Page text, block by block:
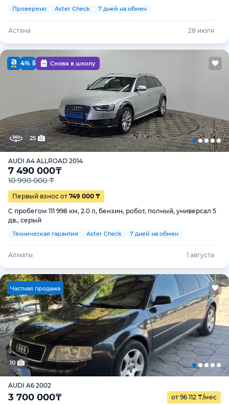
Проверено Aster Check 7 дней на обмен
Астана 28 июля
4% Снова в школу
25
AUDI A4 ALLROAD 2014
7 490 000₸
10 990 000 ₸
Первый взнос от 749 000 ₸
С пробегом 111 998 км, 2.0 л, бензин, робот, полный, универсал 5
дв., серый
Техническая гарантия Aster Check 7 дней на обмен
Алматы 1 августа
Частная продажа
10
AUDI A6 2002
3 700 000₸ от 96 112 ₸/мес